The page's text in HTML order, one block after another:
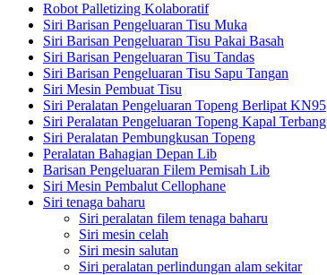
Robot Palletizing Kolaboratif
Siri Barisan Pengeluaran Tisu Muka
Siri Barisan Pengeluaran Tisu Pakai Basah
Siri Barisan Pengeluaran Tisu Tandas
Siri Barisan Pengeluaran Tisu Sapu Tangan
Siri Mesin Pembuat Tisu
Siri Peralatan Pengeluaran Topeng Berlipat KN95
Siri Peralatan Pengeluaran Topeng Kapal Terbang
Siri Peralatan Pembungkusan Topeng
Peralatan Bahagian Depan Lib
Barisan Pengeluaran Filem Pemisah Lib
Siri Mesin Pembalut Cellophane
Siri tenaga baharu
Siri peralatan filem tenaga baharu
Siri mesin celah
Siri mesin salutan
Siri peralatan perlindungan alam sekitar